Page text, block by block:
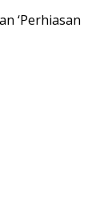
‘Perhiasan